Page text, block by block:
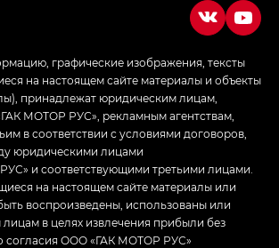
графические изображения, тексты
на настоящем сайте материалы и объекты
принадлежат юридическим лицам,
МОТОР РУС», рекламным агентствам,
в соответствии с условиями договоров,
юридическими лицами
и соответствующими третьими лицами.
на настоящем сайте материалы или
воспроизведены, использованы или
в целях извлечения прибыли без
согласия ООО «ГАК МОТОР РУС»